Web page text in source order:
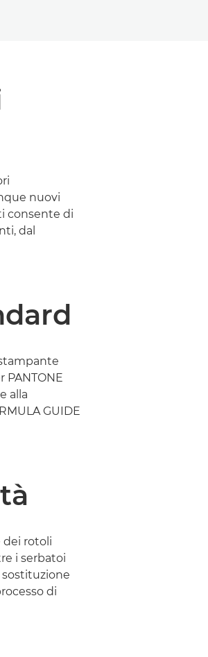
nuovi
consente di
dal
PANTONE
alla
GUIDE
dei rotoli
i serbatoi
di